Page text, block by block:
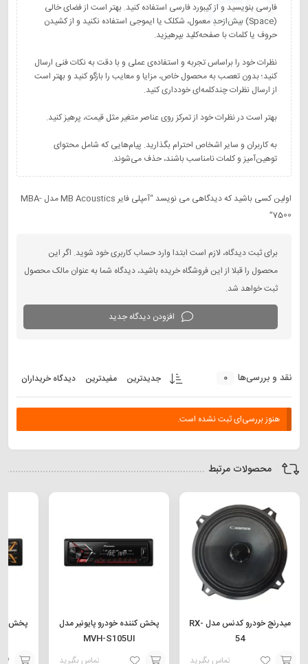
فارسی بنویسید و از کیبورد فارسی استفاده کنید. بهتر است از فضای خالی
(Space) بیش‌از‌حدِ معمول، شکلک یا ایموجی استفاده نکنید و از کشیدن
نظرات خود را براساس تجربه و استفاده‌ی عملی و با دقت به نکات فنی ارسال
کنید؛ بدون تعصب به محصول خاص، مزایا و معایب را بازگو کنید و بهتر است
به کاربران و سایر اشخاص احترام بگذارید. پیام‌هایی که شامل محتوای
توهین‌آمیز و کلمات نامناسب باشند، حذف می‌شوند.
اولین کسی باشید که دیدگاهی می نویسد “آمپلی‌ فایر MB Acoustics مدل MBA-
7500”
برای ثبت دیدگاه، لازم است ابتدا وارد حساب کاربری خود شوید. اگر این
محصول را قبلا از این فروشگاه خریده باشید، دیدگاه شما به عنوان مالک محصول
ثبت خواهد شد.
افزودن دیدگاه جدید
نقد و بررسی‌ها 0 جدیدترین مفیدترین دیدگاه خریداران
هنوز بررسی‌ای ثبت نشده است.
محصولات مرتبط
میدرنج خودرو کدنس مدل RX-
54
تماس بگیرید
پخش کننده خودرو پایونیر مدل
MVH-S105UI
تماس بگیرید
پخش